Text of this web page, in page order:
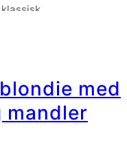
med
mandler